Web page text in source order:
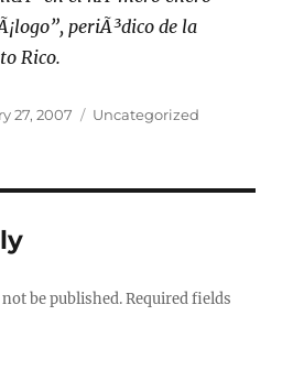
periÃ³dico de la
Rico.
27, 2007 Categories
Uncategorized
be published. Required fields